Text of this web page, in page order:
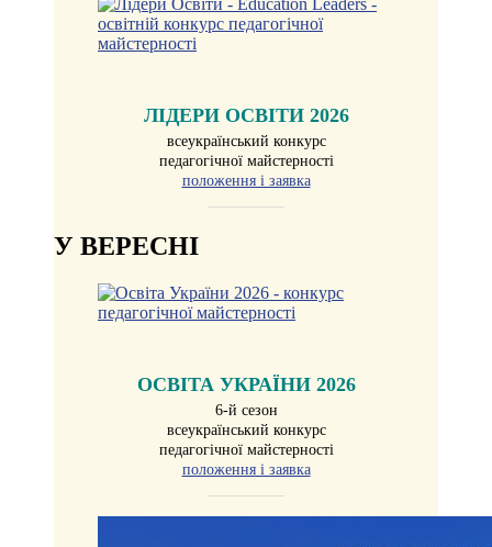
ЛІДЕРИ ОСВІТИ 2026
всеукраїнський конкурс
педагогічної майстерності
положення і заявка
У ВЕРЕСНІ
ОСВІТА УКРАЇНИ 2026
6-й сезон
всеукраїнський конкурс
педагогічної майстерності
положення і заявка